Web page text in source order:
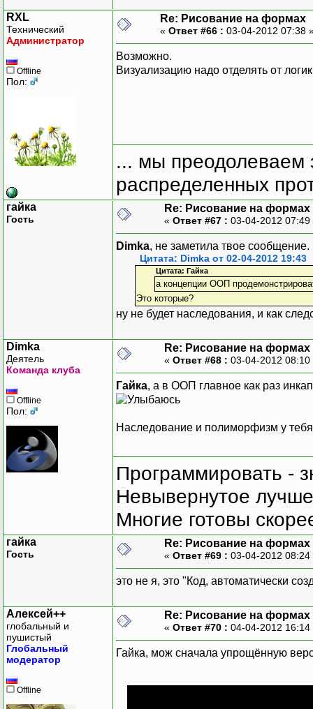
RXL
Технический
Администратор
Offline
Пол:
Re: Рисование на формах
« Ответ #66 : 03-04-2012 07:38
Возможно.
Визуализацию надо отделять от
... мы преодолеваем
распределенных
гайка
Гость
Re: Рисование на формах
« Ответ #67 : 03-04-2012
Dimka, не заметила твое сообщение.
Цитата: Dimka от 02-04-2012 19:43
Цитата: Гайка
а концепции ООП
Это которые?
ну не будет наследования, и как
Dimka
Деятель
Команда клуба
Offline
Пол:
Re: Рисование на формах
« Ответ #68 : 03-04-2012
Гайка, а в ООП главное как раз
Наследование и полиморфизм у
Программировать -
Невывернутое
Многие готовы
гайка
Гость
Re: Рисование на формах
« Ответ #69 : 03-04-2012
это не я, это "Код, автоматически
Алексей++
глобальный и
пушистый
Глобальный
модератор
Offline
Re: Рисование на формах
« Ответ #70 : 04-04-2012
Гайка, мож сначала упрощённую